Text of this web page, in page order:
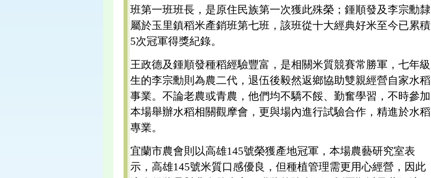
班第一班班長，是原住民族第一次獲此殊榮；鍾順發及李宗勳隸
屬於玉里鎮稻米產銷班第七班，該班從十大經典好米至今已累積
5次冠軍得獎紀錄。
王政德及鍾順發種稻經驗豐富，是相關米質競賽常勝軍，七年級
生的李宗勳則為農二代，退伍後毅然返鄉協助雙親經營自家水稻
事業。不論老農或青農，他們均不驕不餒、勤奮學習，不時參加
本場舉辦水稻相關觀摩會，更與場內進行試驗合作，精進於水稻
專業。
宜蘭市農會則以高雄145號榮獲產地冠軍，本場農藝研究室表
示，高雄145號米質口感優良，但種植管理需更用心經營，因此